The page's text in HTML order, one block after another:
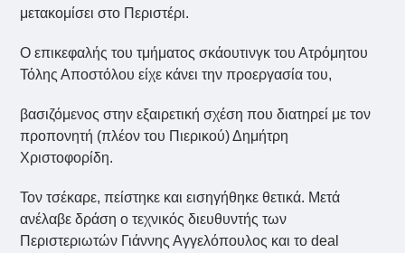
μετακομίσει στο Περιστέρι.
Ο επικεφαλής του τμήματος σκάουτινγκ του Ατρόμητου
Τόλης Αποστόλου είχε κάνει την προεργασία του,
βασιζόμενος στην εξαιρετική σχέση που διατηρεί με τον
προπονητή (πλέον του Πιερικού) Δημήτρη
Χριστοφορίδη.
Τον τσέκαρε, πείστηκε και εισηγήθηκε θετικά. Μετά
ανέλαβε δράση ο τεχνικός διευθυντής των
Περιστεριωτών Γιάννης Αγγελόπουλος και το deal